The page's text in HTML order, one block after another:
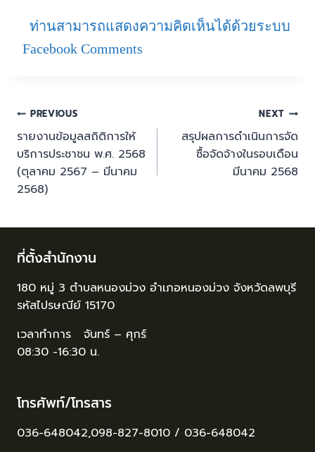
ท่านสามารถแสดงความคิดเห็นได้ด้วยระบบ
Facebook Comments
PREVIOUS
รายงานข้อมูลสถิติการให้
บริการประชาชน พ.ศ. 2568
(ตุลาคม 2567 – มีนาคม
2568)
NEXT
สรุปผลการดำเนินการจัด
ซื้อจัดจ้างในรอบเดือน
มีนาคม 2568
ที่ตั้งสำนักงาน
180 หมู่ 3 ตำบลหนองม่วง อำเภอหนองม่วง จังหวัดลพบุรี
รหัสไปรษณีย์ 15170
เวลาทำการ จันทร์ – ศุกร์
08:30 -16:30 น.
โทรศัพท์/โทรสาร
036-648042,098-827-8010 / 036-648042